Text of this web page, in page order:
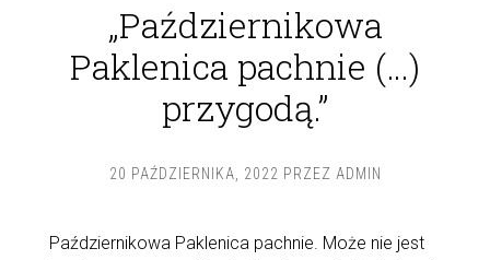
„Październikowa
Paklenica pachnie (…)
przygodą.”
20 PAŹDZIERNIKA, 2022 PRZEZ ADMIN
Październikowa Paklenica pachnie. Może nie jest